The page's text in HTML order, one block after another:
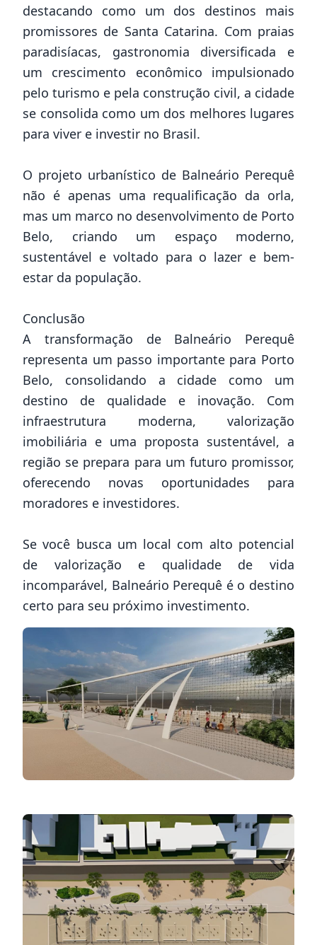
destacando como um dos destinos mais
promissores de Santa Catarina. Com praias
paradisíacas, gastronomia diversificada e
um crescimento econômico impulsionado
pelo turismo e pela construção civil, a cidade
se consolida como um dos melhores lugares
para viver e investir no Brasil.
O projeto urbanístico de Balneário Perequê
não é apenas uma requalificação da orla,
mas um marco no desenvolvimento de Porto
Belo, criando um espaço moderno,
sustentável e voltado para o lazer e bem-
estar da população.
Conclusão
A transformação de Balneário Perequê
representa um passo importante para Porto
Belo, consolidando a cidade como um
destino de qualidade e inovação. Com
infraestrutura moderna, valorização
imobiliária e uma proposta sustentável, a
região se prepara para um futuro promissor,
oferecendo novas oportunidades para
moradores e investidores.
Se você busca um local com alto potencial
de valorização e qualidade de vida
incomparável, Balneário Perequê é o destino
certo para seu próximo investimento.